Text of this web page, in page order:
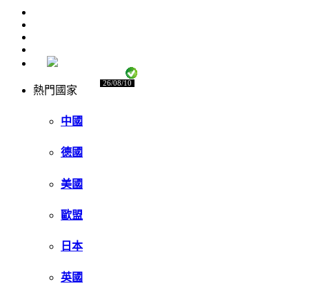
26/08/10
熱門國家
中國
德國
美國
歐盟
日本
英國